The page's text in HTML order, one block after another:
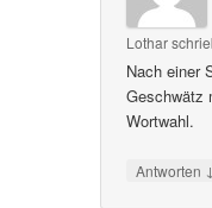
Lothar
Nach einer
Geschwätz
Wortwahl.
Antworten ↓